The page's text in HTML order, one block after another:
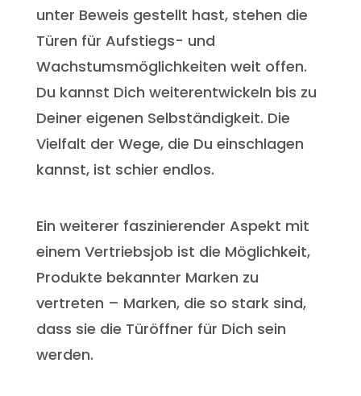
unter Beweis gestellt hast, stehen die
Türen für Aufstiegs- und
Wachstumsmöglichkeiten weit offen.
Du kannst Dich weiterentwickeln bis zu
Deiner eigenen Selbständigkeit. Die
Vielfalt der Wege, die Du einschlagen
kannst, ist schier endlos.
Ein weiterer faszinierender Aspekt mit
einem Vertriebsjob ist die Möglichkeit,
Produkte bekannter Marken zu
vertreten – Marken, die so stark sind,
dass sie die Türöffner für Dich sein
werden.